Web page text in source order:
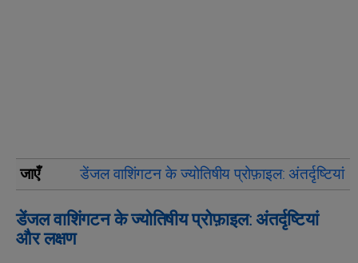
जाएँ डेंजल वाशिंगटन के ज्योतिषीय प्रोफ़ाइल: अंतर्दृष्टियां
डेंजल वाशिंगटन के ज्योतिषीय प्रोफ़ाइल: अंतर्दृष्टियां
और लक्षण